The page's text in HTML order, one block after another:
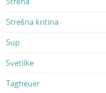
Strešna kritina
Sup
Svetilke
Tagheuer